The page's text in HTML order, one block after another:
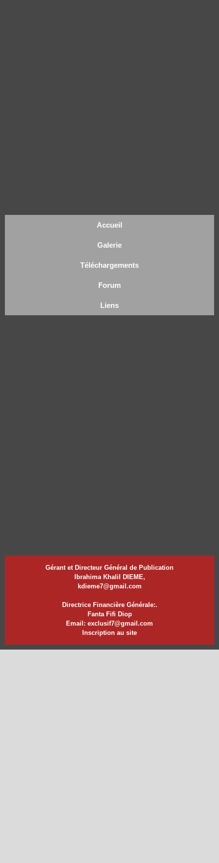
Accueil
Galerie
Téléchargements
Forum
Liens
Gérant et Directeur Général de Publication
Ibrahima Khalil DIEME,
kdieme7@gmail.com
Directrice Financière Générale:.
Fanta Fifi Diop
Email: exclusif7@gmail.com
Inscription au site